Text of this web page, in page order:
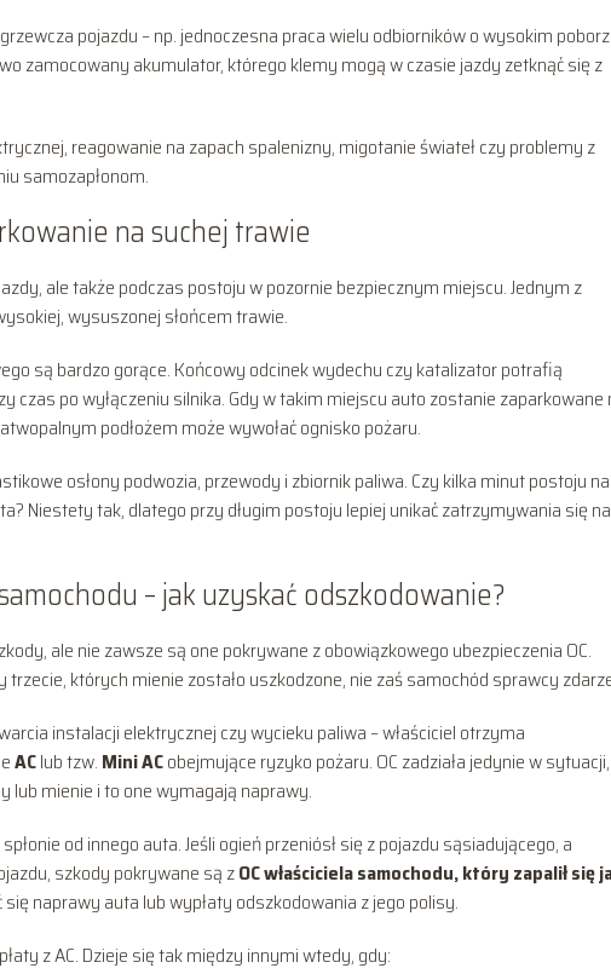
pojazdu – np. jednoczesna praca wielu odbiorników o wysokim
zamocowany akumulator, którego klemy mogą w czasie jazdy zetknąć się z
reagowanie na zapach spalenizny, migotanie świateł czy problemy z
samozapłonom.
na suchej trawie
ale także podczas postoju w pozornie bezpiecznym miejscu. Jednym z
wysuszonej słońcem trawie.
są bardzo gorące. Końcowy odcinek wydechu czy katalizator potrafią
czas po wyłączeniu silnika. Gdy w takim miejscu auto zostanie zaparkowane
podłożem może wywołać ognisko pożaru.
osłony podwozia, przewody i zbiornik paliwa. Czy kilka minut postoju na
Niestety tak, dlatego przy długim postoju lepiej unikać zatrzymywania się na
– jak uzyskać odszkodowanie?
ale nie zawsze są one pokrywane z obowiązkowego ubezpieczenia OC.
trzecie, których mienie zostało uszkodzone, nie zaś samochód sprawcy
instalacji elektrycznej czy wycieku paliwa – właściciel otrzyma
AClub tzw. Mini ACobejmujące ryzyko pożaru. OC zadziała jedynie w
lub mienie i to one wymagają naprawy.
od innego auta. Jeśli ogień przeniósł się z pojazdu sąsiadującego, a
szkody pokrywane są zOC właściciela samochodu, który zapalił się
naprawy auta lub wypłaty odszkodowania z jego polisy.
z AC. Dzieje się tak między innymi wtedy, gdy: